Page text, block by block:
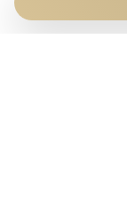
Contact: